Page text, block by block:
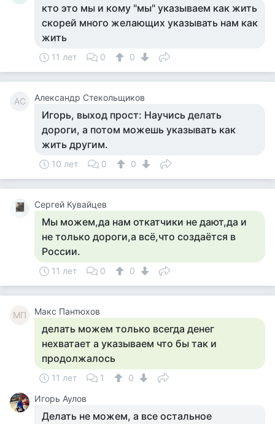
кто это мы и кому "мы" указываем как жить
скорей много желающих указывать нам как
жить
11 лет 0 0
АС Александр Стекольщиков
Игорь, выход прост: Научись делать
дороги, а потом можешь указывать как
жить другим.
10 лет 0 0
Сергей Кувайцев
Мы можем,да нам откатчики не дают,да и
не только дороги,а всё,что создаётся в
России.
11 лет 0 0
МП Макс Пантюхов
делать можем только всегда денег
нехватает а указываем что бы так и
продолжалось
11 лет 1
0
Игорь Аулов
Делать не можем, а все остальное